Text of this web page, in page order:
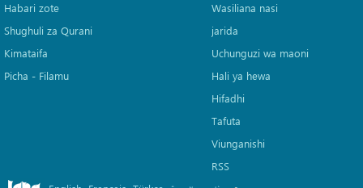
Habari zote
Shughuli za Qurani
Kimataifa
Picha‎ - Filamu‎
Wasiliana nasi
jarida
Uchunguzi wa maoni
Hali ya hewa
Hifadhi
Tafuta
Viunganishi
RSS